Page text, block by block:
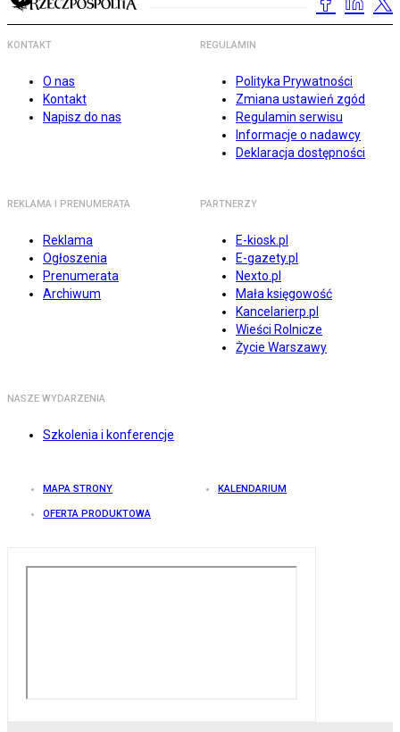
KONTAKT
O nas
Kontakt
Napisz do nas
REGULAMIN
Polityka Prywatności
Zmiana ustawień zgód
Regulamin serwisu
Informacje o nadawcy
Deklaracja dostępności
REKLAMA I PRENUMERATA
Reklama
Ogłoszenia
Prenumerata
Archiwum
PARTNERZY
E-kiosk.pl
E-gazety.pl
Nexto.pl
Mała księgowość
Kancelarierp.pl
Wieści Rolnicze
Życie Warszawy
NASZE WYDARZENIA
Szkolenia i konferencje
MAPA STRONY KALENDARIUM
OFERTA PRODUKTOWA